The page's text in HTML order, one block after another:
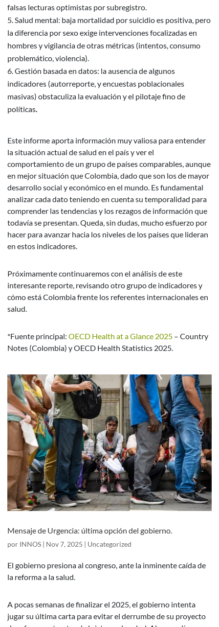
falsas lecturas optimistas por subregistro.
Salud mental: baja mortalidad por suicidio es positiva, pero
la diferencia por sexo exige intervenciones focalizadas en
hombres y vigilancia de otras métricas (intentos, consumo
problemático, violencia).
Gestión basada en datos: la ausencia de algunos
indicadores (autorreporte, y encuestas poblacionales
masivas) obstaculiza la evaluación y el pilotaje fino de
políticas.
Este informe aporta información muy valiosa para entender
la situación actual de salud en el país y ver el
comportamiento de un grupo de países comparables, aunque
en mejor situación que Colombia, dado que son los de mayor
desarrollo social y económico en el mundo. Es fundamental
analizar cada dato teniendo en cuenta su temporalidad para
comprender las tendencias y los rezagos de información que
todavía se presentan. Queda, sin dudas, mucho esfuerzo por
hacer para avanzar hacia los niveles de los países que lideran
en estos indicadores.
Próximamente continuaremos con el análisis de este
interesante reporte, revisando otro grupo de indicadores y
cómo está Colombia frente los referentes internacionales en
salud.
*Fuente principal: OECD Health at a Glance 2025 – Country
Notes (Colombia) y OECD Health Statistics 2025.
Mensaje de Urgencia: última opción del gobierno.
por INNOS | Nov 7, 2025 | Uncategorized
El gobierno presiona al congreso, ante la inminente caída de
la reforma a la salud.
A pocas semanas de finalizar el 2025, el gobierno intenta
jugar su última carta para evitar el derrumbe de su proyecto